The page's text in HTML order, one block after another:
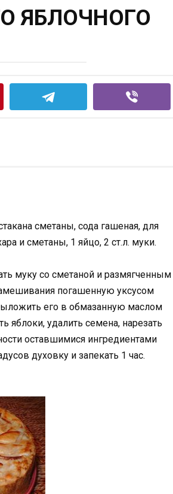
ЯБЛОЧНОГО
сметаны, сода гашеная, для
и сметаны, 1 яйцо, 2 ст.л. муки.
муку со сметаной и размягченным
погашенную уксусом
его в обмазанную маслом
яблоки, удалить семена, нарезать
оставшимися ингредиентами
духовку и запекать 1 час.